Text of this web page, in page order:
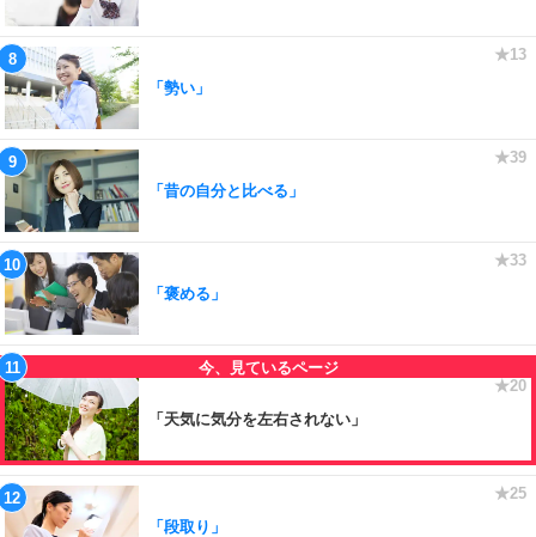
「勢い」
「昔の自分と比べる」
「褒める」
「天気に気分を左右されない」
「段取り」